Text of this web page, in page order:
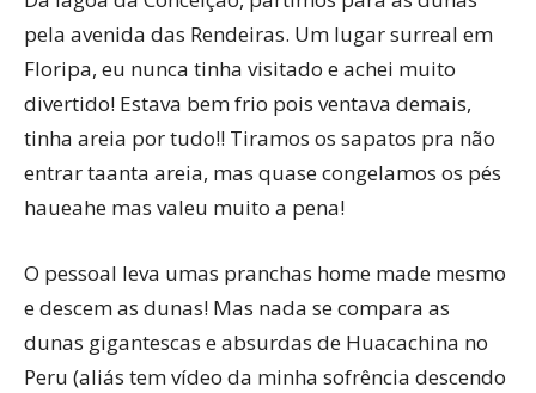
pela avenida das Rendeiras. Um lugar surreal em
Floripa, eu nunca tinha visitado e achei muito
divertido! Estava bem frio pois ventava demais,
tinha areia por tudo!! Tiramos os sapatos pra não
entrar taanta areia, mas quase congelamos os pés
haueahe mas valeu muito a pena!
O pessoal leva umas pranchas home made mesmo
e descem as dunas! Mas nada se compara as
dunas gigantescas e absurdas de Huacachina no
Peru (aliás tem vídeo da minha sofrência descendo